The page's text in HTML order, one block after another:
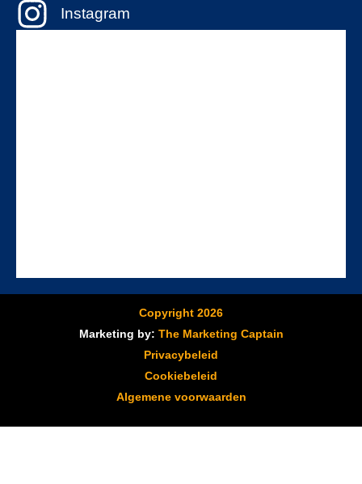
Instagram
Copyright 2026
Marketing by: The Marketing Captain
Privacybeleid
Cookiebeleid
Algemene voorwaarden